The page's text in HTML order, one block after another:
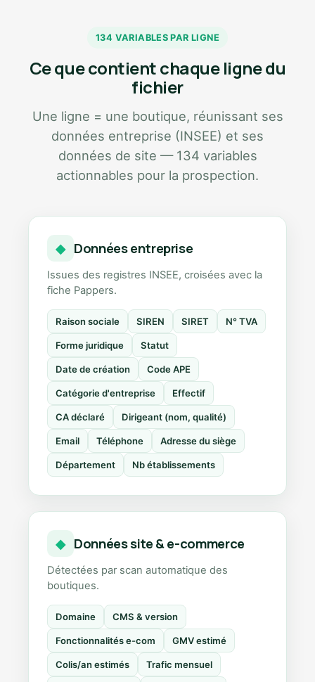
134 VARIABLES PAR LIGNE
Ce que contient chaque ligne du
fichier
Une ligne = une boutique, réunissant ses
données entreprise (INSEE) et ses
données de site — 134 variables
actionnables pour la prospection.
◆ Données entreprise
Issues des registres INSEE, croisées avec la
fiche Pappers.
Raison sociale SIREN SIRET N° TVA
Forme juridique Statut
Date de création Code APE
Catégorie d'entreprise Effectif
CA déclaré Dirigeant (nom, qualité)
Email Téléphone Adresse du siège
Département Nb établissements
◆ Données site & e-commerce
Détectées par scan automatique des
boutiques.
Domaine CMS & version
Fonctionnalités e-com GMV estimé
Colis/an estimés Trafic mensuel